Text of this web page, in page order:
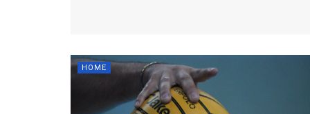
HOME